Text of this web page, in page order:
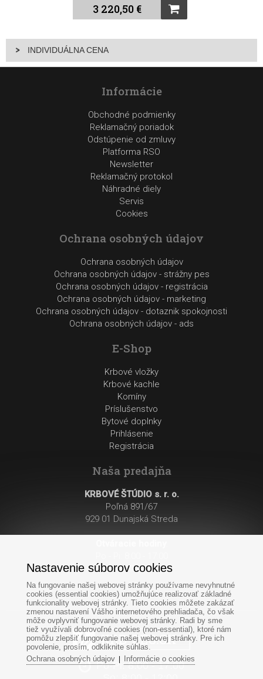
3 220,50 €
INDIVIDUÁLNA CENA
Informácie
Obchodné podmienky
Reklamačný poriadok
Odstúpenie od zmluvy
Platforma RSO
Newsletter
Reklamačný protokol
Náhradné diely
Servis
Cookies
Ochrana osobných údajov
Ochrana osobných údajov
Ochrana osobných údajov - strážny pes
Ochrana osobných údajov - registrácia
Ochrana osobných údajov - marketing
Ochrana osobných údajov - dotaznik spokojnosti
Ochrana osobných údajov - ads
E-Shop
Krbové vložky
Krbové kachle
Komíny
Príslušenstvo
Bytové doplnky
Prihlásenie
Registrácia
Naša predajňa
KRBOVÉ ŠTÚDIO s. r. o.
Poľná 891/67
929 01 Dunajská Streda
So: 8:00 - 12:00
Po-Pi: 8:00 - 17:00
Nastavenie súborov cookies
Na fungovanie našej webovej stránky používame nevyhnutné
cookies (essential cookies) umožňujúce realizovať základné
funkcionality webovej stránky. Tieto cookies môžete zakázať
zmenou nastavení Vášho internetového prehliadača, čo však
môže ovplyvniť fungovanie webovej stránky. Radi by sme
tiež využívali dobrovoľné cookies (non-essential), ktoré nám
pomôžu zlepšiť fungovanie našej webovej stránky. Pre ich
povolenie, prosím, odkliknite súhlas.
Ochrana osobných údajov| Informácie o cookies